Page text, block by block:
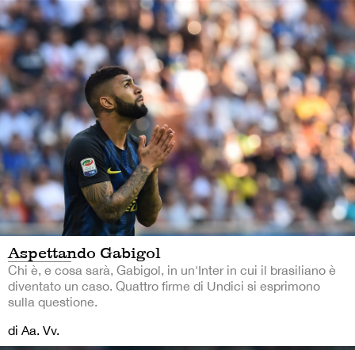
Aspettando Gabigol
Chi è, e cosa sarà, Gabigol, in un'Inter in cui il brasiliano è
diventato un caso. Quattro firme di Undici si esprimono
sulla questione.
di Aa. Vv.